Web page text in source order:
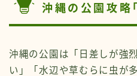
沖縄の公園攻略
沖縄の公園は「日差しが強
い」「水辺や草むらに虫が